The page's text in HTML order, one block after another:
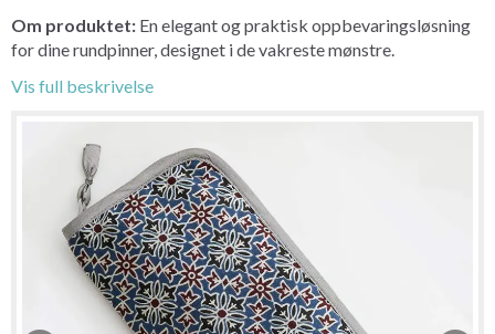
Om produktet: En elegant og praktisk oppbevaringsløsning
for dine rundpinner, designet i de vakreste mønstre.
Vis full beskrivelse